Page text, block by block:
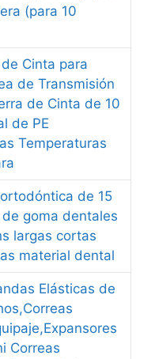
(para 10
Cinta para
de Transmisión
de Cinta de 10
de PE
Temperaturas
de 15
goma dentales
largas cortas
material dental
Elásticas de
Correas